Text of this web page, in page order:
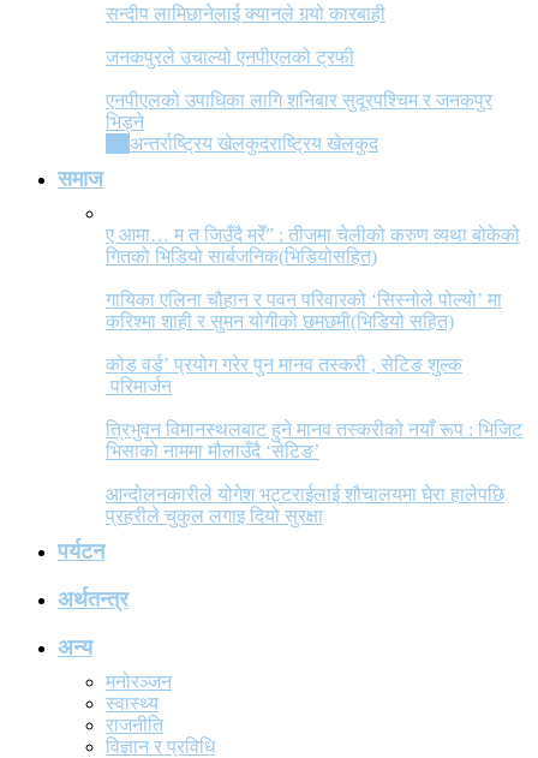
सन्दीप लामिछानेलाई क्यानले गर्‍यो कारबाही
जनकपुरले उचाल्यो एनपीएलको ट्रफी
एनपीएलको उपाधिका लागि शनिबार सुदूरपश्चिम र जनकपुर
भिड्ने
अन्तर्राष्ट्रिय खेलकुदराष्ट्रिय खेलकुद
समाज
ए आमा… म त जिउँदै मरेँ” : तीजमा चेलीको करुण व्यथा बोकेको
गितको भिडियो सार्बजनिक(भिडियोसहित)
गायिका एलिना चौहान र पवन परिवारको ‘सिस्नोले पोल्यो’ मा
करिश्मा शाही र सुमन योगीको छमछमी(भिडियो सहित)
कोड वर्ड’ प्रयोग गरेर पुन मानव तस्करी , सेटिङ शुल्क
परिमार्जन
त्रिभुवन विमानस्थलबाट हुने मानव तस्करीको नयाँ रूप : भिजिट
भिसाको नाममा मौलाउँदै ‘सेटिङ’
आन्दोलनकारीले योगेश भट्टराईलाई शौचालयमा घेरा हालेपछि
प्रहरीले चुकुल लगाइ दियो सुरक्षा
पर्यटन
अर्थतन्त्र
अन्य
मनोरञ्जन
स्वास्थ्य
राजनीति
विज्ञान र प्रविधि